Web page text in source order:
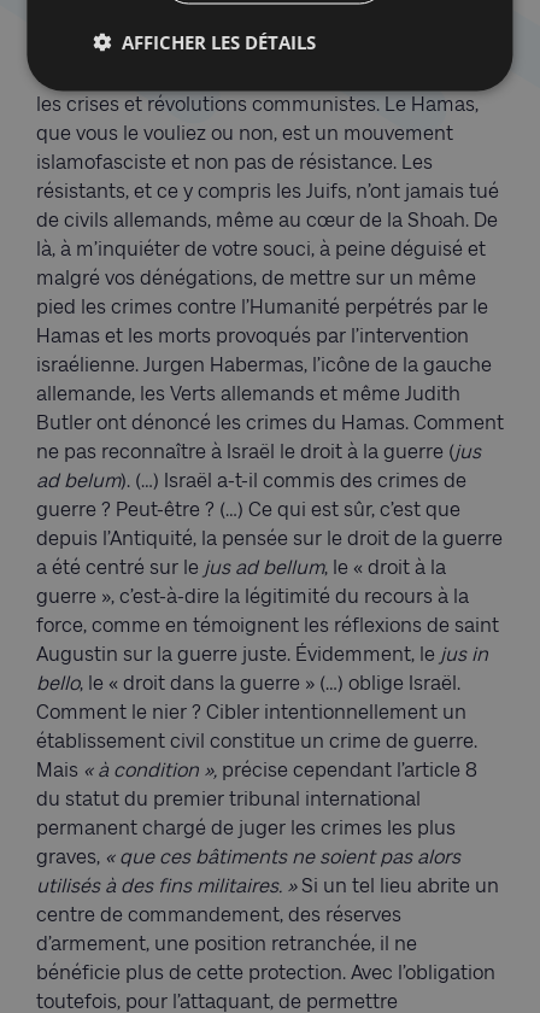
accusait les Juifs d’être responsables, avec les
francs-maçons, le Rotary et le Lions Club, de toutes
les crises et révolutions communistes. Le Hamas,
que vous le vouliez ou non, est un mouvement
islamofasciste et non pas de résistance. Les
résistants, et ce y compris les Juifs, n’ont jamais tué
de civils allemands, même au cœur de la Shoah. De
là, à m’inquiéter de votre souci, à peine déguisé et
malgré vos dénégations, de mettre sur un même
pied les crimes contre l’Humanité perpétrés par le
Hamas et les morts provoqués par l’intervention
israélienne. Jurgen Habermas, l’icône de la gauche
allemande, les Verts allemands et même Judith
Butler ont dénoncé les crimes du Hamas. Comment
ne pas reconnaître à Israël le droit à la guerre (jus
ad belum). (…) Israël a-t-il commis des crimes de
guerre ? Peut-être ? (…) Ce qui est sûr, c’est que
depuis l’Antiquité, la pensée sur le droit de la guerre
a été centré sur le jus ad bellum, le « droit à la
guerre », c’est-à-dire la légitimité du recours à la
force, comme en témoignent les réflexions de saint
Augustin sur la guerre juste. Évidemment, le jus in
bello, le « droit dans la guerre » (…) oblige Israël.
Comment le nier ? Cibler intentionnellement un
établissement civil constitue un crime de guerre.
Mais « à condition », précise cependant l’article 8
du statut du premier tribunal international
permanent chargé de juger les crimes les plus
graves, « que ces bâtiments ne soient pas alors
utilisés à des fins militaires. »Si un tel lieu abrite un
centre de commandement, des réserves
d’armement, une position retranchée, il ne
bénéficie plus de cette protection. Avec l’obligation
toutefois, pour l’attaquant, de permettre
AFFICHER LES DÉTAILS